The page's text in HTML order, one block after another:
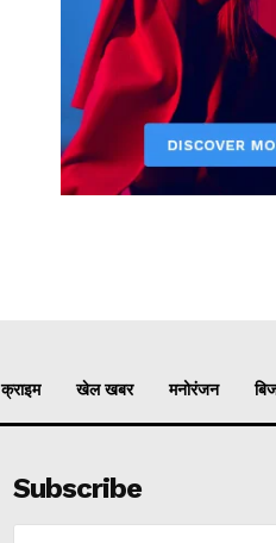
क्राइम खेल खबर मनोरंजन
Subscribe